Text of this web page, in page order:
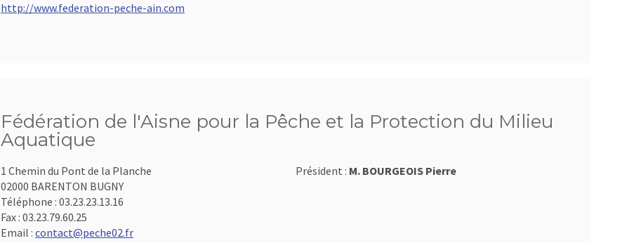
http://www.federation-peche-ain.com
Fédération de l'Aisne pour la Pêche et la Protection du Milieu
Aquatique
1 Chemin du Pont de la Planche
02000 BARENTON BUGNY
Téléphone : 03.23.23.13.16
Fax : 03.23.79.60.25
Email : contact@peche02.fr
Président : M. BOURGEOIS Pierre